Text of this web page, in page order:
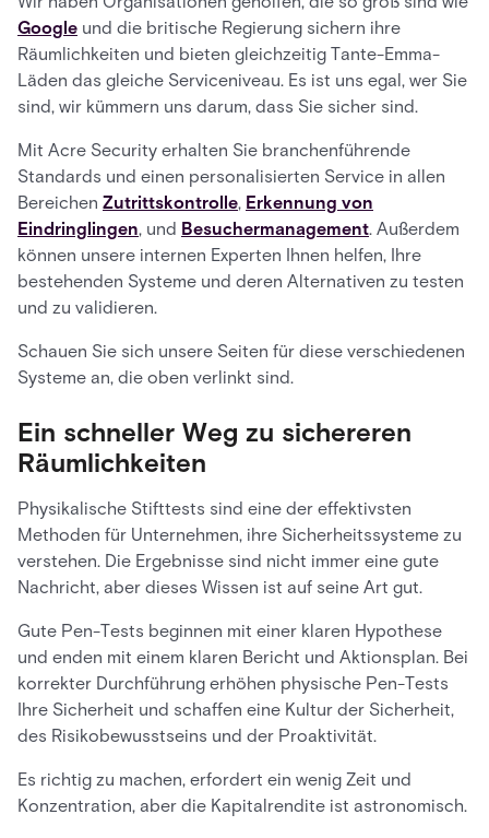
Google und die britische Regierung sichern ihre
Räumlichkeiten und bieten gleichzeitig Tante-Emma-
Läden das gleiche Serviceniveau. Es ist uns egal, wer Sie
sind, wir kümmern uns darum, dass Sie sicher sind.
Mit Acre Security erhalten Sie branchenführende
Standards und einen personalisierten Service in allen
Bereichen Zutrittskontrolle, Erkennung von
Eindringlingen, und Besuchermanagement. Außerdem
können unsere internen Experten Ihnen helfen, Ihre
bestehenden Systeme und deren Alternativen zu testen
und zu validieren.
Schauen Sie sich unsere Seiten für diese verschiedenen
Systeme an, die oben verlinkt sind.
Ein schneller Weg zu sichereren
Räumlichkeiten
Physikalische Stifttests sind eine der effektivsten
Methoden für Unternehmen, ihre Sicherheitssysteme zu
verstehen. Die Ergebnisse sind nicht immer eine gute
Nachricht, aber dieses Wissen ist auf seine Art gut.
Gute Pen-Tests beginnen mit einer klaren Hypothese
und enden mit einem klaren Bericht und Aktionsplan. Bei
korrekter Durchführung erhöhen physische Pen-Tests
Ihre Sicherheit und schaffen eine Kultur der Sicherheit,
des Risikobewusstseins und der Proaktivität.
Es richtig zu machen, erfordert ein wenig Zeit und
Konzentration, aber die Kapitalrendite ist astronomisch.